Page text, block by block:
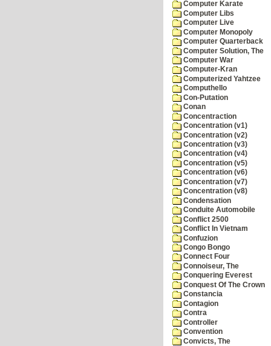
Computer Karate
Computer Libs
Computer Live
Computer Monopoly
Computer Quarterback
Computer Solution, The
Computer War
Computer-Kran
Computerized Yahtzee
Computhello
Con-Putation
Conan
Concentraction
Concentration (v1)
Concentration (v2)
Concentration (v3)
Concentration (v4)
Concentration (v5)
Concentration (v6)
Concentration (v7)
Concentration (v8)
Condensation
Conduite Automobile
Conflict 2500
Conflict In Vietnam
Confuzion
Congo Bongo
Connect Four
Connoiseur, The
Conquering Everest
Conquest Of The Crown
Constancia
Contagion
Contra
Controller
Convention
Convicts, The